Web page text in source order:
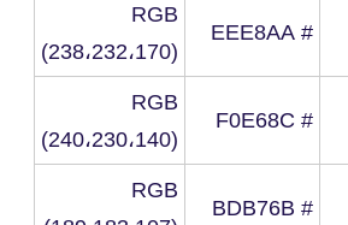
# EEE8AA
RGB
(238،232،170)
# F0E68C
RGB
(240،230،140)
# BDB76B
RGB